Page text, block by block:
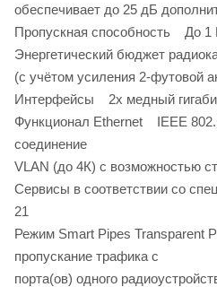
обеспечивает до 25 дБ
Пропускная способность До 1
Энергетический бюджет
(с учётом усиления 2-футовой
Интерфейсы 2x медный
Функционал Ethernet IEEE
соединение
VLAN (до 4К) с возможностью
Сервисы в соответствии со
21
Режим Smart Pipes Transparent
пропускание трафика с
порта(ов) одного